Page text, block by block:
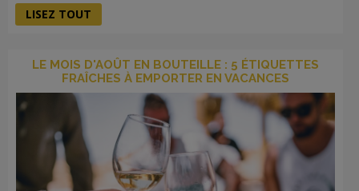
LISEZ TOUT
LE MOIS D'AOÛT EN BOUTEILLE : 5 ÉTIQUETTES
FRAÎCHES À EMPORTER EN VACANCES